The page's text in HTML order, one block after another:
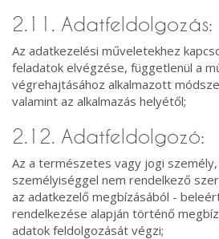
2.11. Adatfeldolgozás:
Az adatkezelési műveletekhez
feladatok elvégzése, függetlenül a
végrehajtásához alkalmazott
valamint az alkalmazás helyétől;
2.12. Adatfeldolgozó:
Az a természetes vagy jogi
személyiséggel nem rendelkező
az adatkezelő megbízásából -
rendelkezése alapján történő
adatok feldolgozását végzi;